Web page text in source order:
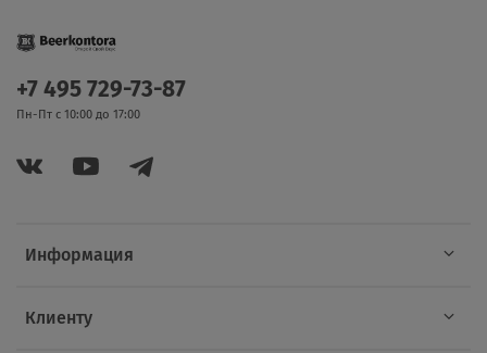
Информация
Клиенту
+7 495 729-73-87
Пн-Пт с 10:00 до 17:00